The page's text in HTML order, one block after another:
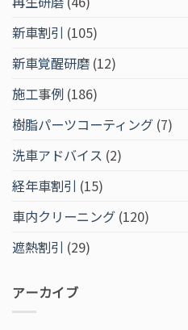
新車割引 (105)
新車覚醒研磨 (12)
施工事例 (186)
樹脂パーツコーティング (7)
洗車アドバイス (2)
経年車割引 (15)
車内クリーニング (120)
遮熱割引 (29)
アーカイブ